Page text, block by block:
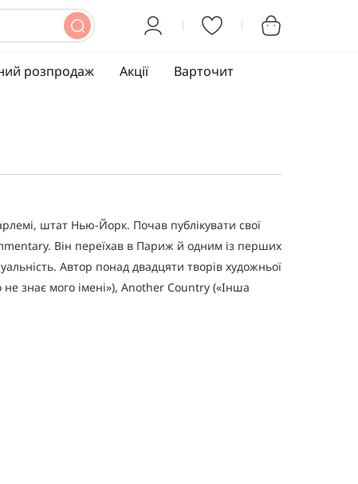
розпродаж Акції Варточит
штат Нью-Йорк. Почав публікувати свої
Він переїхав в Париж й одним із перших
Автор понад двадцяти творів художньої
знає мого імені»), Another Country («Інша